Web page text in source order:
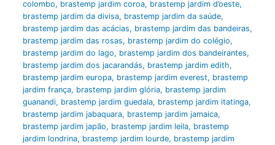
colombo, brastemp jardim coroa, brastemp jardim d’oeste,
brastemp jardim da divisa, brastemp jardim da saúde,
brastemp jardim das acácias, brastemp jardim das bandeiras,
brastemp jardim das rosas, brastemp jardim do colégio,
brastemp jardim do lago, brastemp jardim dos bandeirantes,
brastemp jardim dos jacarandás, brastemp jardim edith,
brastemp jardim europa, brastemp jardim everest, brastemp
jardim frança, brastemp jardim glória, brastemp jardim
guanandi, brastemp jardim guedala, brastemp jardim itatinga,
brastemp jardim jabaquara, brastemp jardim jamaica,
brastemp jardim japão, brastemp jardim leila, brastemp
jardim londrina, brastemp jardim lourde, brastemp jardim